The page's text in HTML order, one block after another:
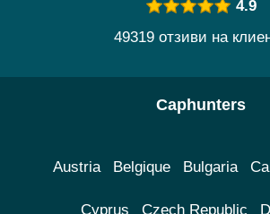
4.9
49319 отзиви на
Caphunters
Austria Belgique Bulgaria
Cyprus Czech Republic